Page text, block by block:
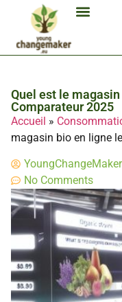
Quel est le
Comparateur 2025
Accueil »
magasin bio en ligne
No Comments